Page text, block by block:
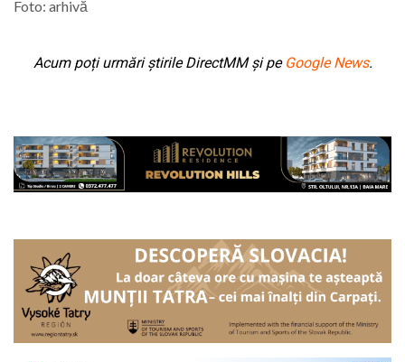
Foto: arhivă
Acum poți urmări știrile DirectMM și pe Google News.